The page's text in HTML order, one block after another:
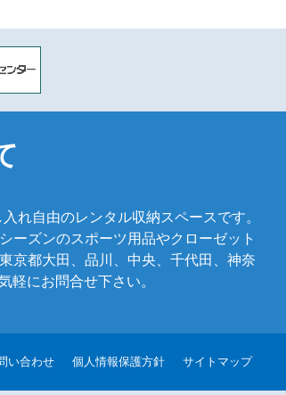
れ自由のレンタル収納スペースです。
ーズンのスポーツ用品やクローゼット
京都大田、品川、中央、千代田、神奈
軽にお問合せ下さい。
い合わせ 個人情報保護方針 サイトマップ